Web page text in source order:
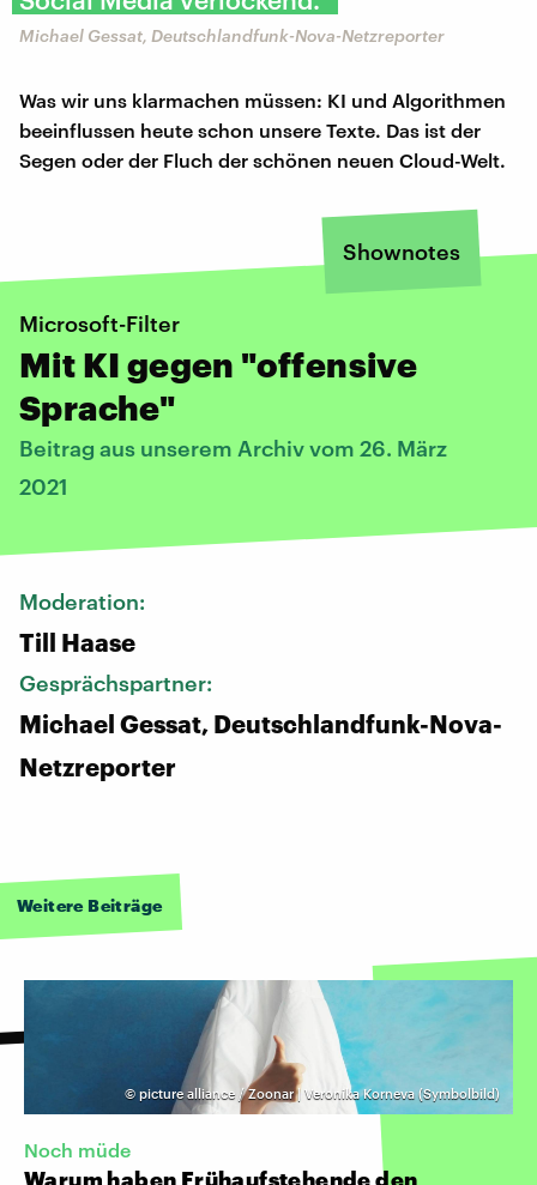
Michael Gessat, Deutschlandfunk-Nova-Netzreporter
Was wir uns klarmachen müssen: KI und Algorithmen
beeinflussen heute schon unsere Texte. Das ist der
Segen oder der Fluch der schönen neuen Cloud-Welt.
Shownotes
Microsoft-Filter
Mit KI gegen "offensive
Sprache"
Beitrag aus unserem Archiv vom 26. März
2021
Moderation:
Till Haase
Gesprächspartner:
Michael Gessat, Deutschlandfunk-Nova-
Netzreporter
Weitere Beiträge
© picture alliance / Zoonar | Veronika Korneva (Symbolbild)
Noch müde
Warum haben Frühaufstehende den